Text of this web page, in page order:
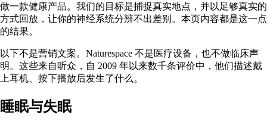
做一款健康产品。我们的目标是捕捉真实地点，并以足够真实的
方式回放，让你的神经系统分辨不出差别。本页内容都是这一点
的结果。
以下不是营销文案。Naturespace 不是医疗设备，也不做临床声
明。这些来自听众，自 2009 年以来数千条评价中，他们描述戴
上耳机、按下播放后发生了什么。
睡眠与失眠